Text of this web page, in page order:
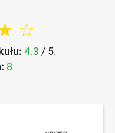
☆
4.3 / 5.
8